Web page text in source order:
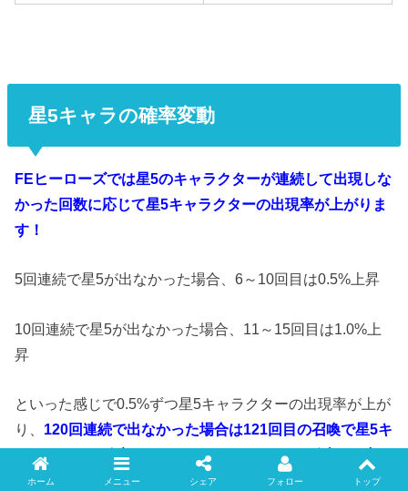
星5キャラの確率変動
FEヒーローズでは星5のキャラクターが連続して出現しな
かった回数に応じて星5キャラクターの出現率が上がりま
す！
5回連続で星5が出なかった場合、6～10回目は0.5%上昇
10回連続で星5が出なかった場合、11～15回目は1.0%上
昇
といった感じで0.5%ずつ星5キャラクターの出現率が上が
り、 120回連続で出なかった場合は121回目の召喚で星5キ
ャラクターが確定します。（もはやそこまで到達する方
がレアですが・・・）
ホーム メニュー シェア フォロー トップ
Twitter